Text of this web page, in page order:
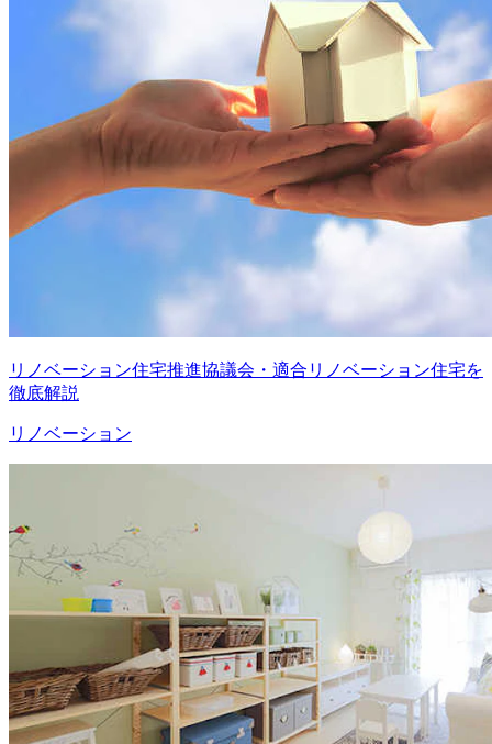
リノベーション住宅推進協議会・適合リノベーション住宅を
徹底解説
リノベーション